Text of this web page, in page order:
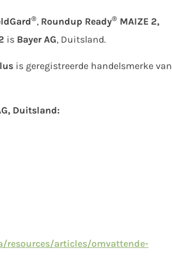
®, Roundup Ready® MAIZE 2,
is Bayer AG, Duitsland.
is geregistreerde handelsmerke van
Duitsland:
resources/articles/omvattende-